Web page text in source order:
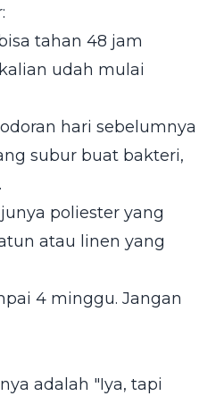
tahan 48 jam
udah mulai
hari sebelumnya
subur buat bakteri,
poliester yang
atau linen yang
4 minggu. Jangan
adalah "Iya, tapi